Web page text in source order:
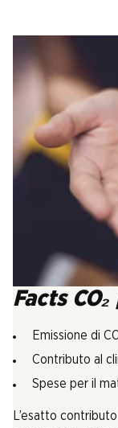
Facts
Emissione di
Contributo al
Spese per il
L’esatto